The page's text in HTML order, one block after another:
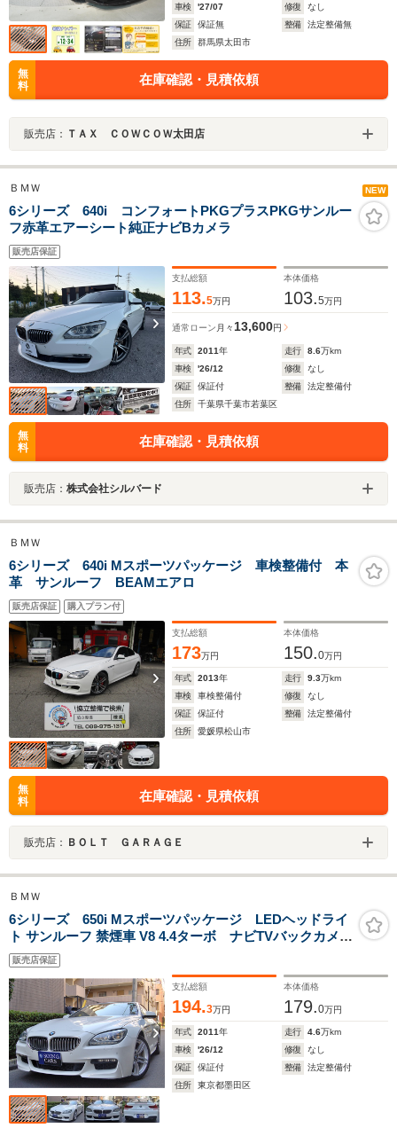
車検
'27/07 修復
なし
保証
保証無 整備
法定整備無
住所
群馬県太田市
無
料
在庫確認・見積依頼
販売店： ＴＡＸ ＣＯＷＣＯＷ太田店
ＢＭＷ NEW
6シリーズ 640i コンフォートPKGプラスPKGサンルー
フ赤革エアーシート純正ナビBカメラ
販売店保証
支払総額
113.5万円
本体価格
103.5万円
通常ローン 月々 13,600円
年式 2011年 走行 8.6万km
車検
'26/12 修復
なし
保証
保証付 整備
法定整備付
住所
千葉県千葉市若葉区
無
料
在庫確認・見積依頼
販売店： 株式会社シルバード
ＢＭＷ
6シリーズ 640i Mスポーツパッケージ 車検整備付 本
革 サンルーフ BEAMエアロ
販売店保証 購入プラン付
支払総額
173万円
本体価格
150.0万円
年式 2013年 走行 9.3万km
車検
車検整備付 修復
なし
保証
保証付 整備
法定整備付
住所
愛媛県松山市
無
料
在庫確認・見積依頼
販売店： ＢＯＬＴ ＧＡＲＡＧＥ
ＢＭＷ
6シリーズ 650i Mスポーツパッケージ LEDヘッドライ
ト サンルーフ 禁煙車 V8 4.4ターボ ナビTVバックカメラ
ブルートゥース
販売店保証
支払総額
194.3万円
本体価格
179.0万円
年式 2011年 走行 4.6万km
車検
'26/12 修復
なし
保証
保証付 整備
法定整備付
住所
東京都墨田区